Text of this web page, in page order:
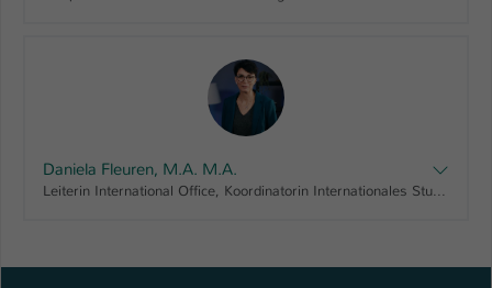
Daniela Fleuren, M.A. M.A.
Leiterin International Office, Koordinatorin Internationales Studienkolleg, Internat. Studienkolleg, Prüfungsausschuss, Leitung Referat Internationales und Sprachen, Senatsausschuss für Internationalisierung
wiedererkannt werden und es wird ihm
Zugang zu geschützten Bereichen
gewährt.
Name be_typo_user